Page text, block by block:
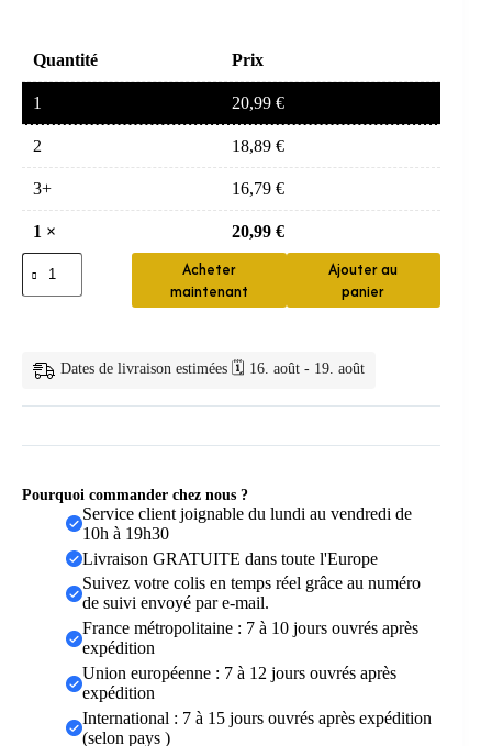
Quantité Prix
1 20,99 €
2 18,89 €
3+ 16,79 €
1 × 20,99 €
quantité
de
bambou
—
de
à
bambou
Acheter
maintenant
Ajouter au
panier
Dates de livraison estimées 🗓️ 16. août - 19. août
Pourquoi commander chez nous ?
Service client joignable du lundi au vendredi de
10h à 19h30
Livraison GRATUITE dans toute l'Europe
Suivez votre colis en temps réel grâce au numéro
de suivi envoyé par e-mail.
France métropolitaine : 7 à 10 jours ouvrés après
expédition
Union européenne : 7 à 12 jours ouvrés après
expédition
International : 7 à 15 jours ouvrés après expédition
(selon pays )